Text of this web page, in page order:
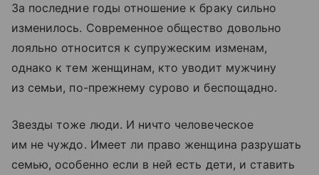
За последние годы отношение к браку сильно
изменилось. Современное общество довольно
лояльно относится к супружеским изменам,
однако к тем женщинам, кто уводит мужчину
из семьи, по-прежнему сурово и беспощадно.
Звезды тоже люди. И ничто человеческое
им не чуждо. Имеет ли право женщина разрушать
семью, особенно если в ней есть дети, и ставить